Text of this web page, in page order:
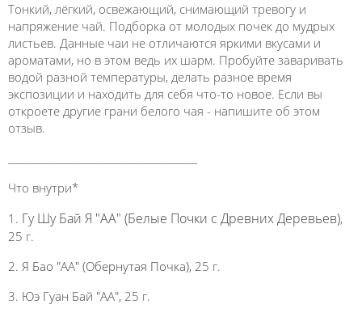
Тонкий, лёгкий, освежающий, снимающий тревогу и
напряжение чай. Подборка от молодых почек до мудрых
листьев. Данные чаи не отличаются яркими вкусами и
ароматами, но в этом ведь их шарм. Пробуйте заваривать
водой разной температуры, делать разное время
экспозиции и находить для себя что-то новое. Если вы
откроете другие грани белого чая - напишите об этом
отзыв.
Что внутри*
1. Гу Шу Бай Я "АА" (Белые Почки с Древних Деревьев),
25 г.
2. Я Бао "АА" (Обернутая Почка), 25 г.
3. Юэ Гуан Бай "АА", 25 г.